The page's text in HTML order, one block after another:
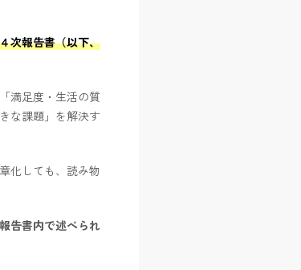
次報告書（以下、
満足度・生活の質
な課題」を解決す
化しても、読み物
告書内で述べられ